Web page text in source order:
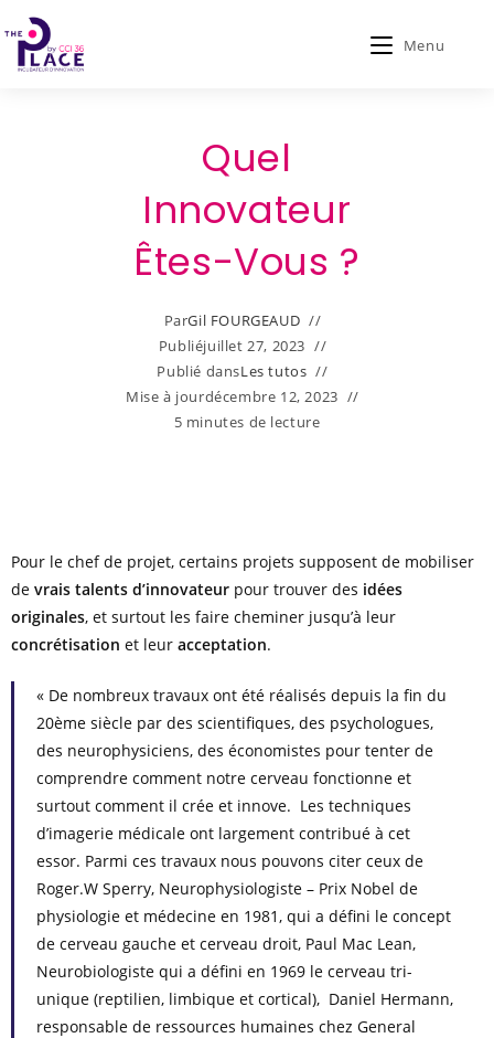
Menu
Quel
Innovateur
Êtes-Vous ?
ParGil FOURGEAUD
Publiéjuillet 27, 2023
Publié dansLes tutos
Mise à jourdécembre 12, 2023
5 minutes de lecture
Pour le chef de projet, certains projets supposent de mobiliser
de vrais talents d’innovateur pour trouver des idées
originales, et surtout les faire cheminer jusqu’à leur
concrétisation et leur acceptation.
« De nombreux travaux ont été réalisés depuis la fin du
20ème siècle par des scientifiques, des psychologues,
des neurophysiciens, des économistes pour tenter de
comprendre comment notre cerveau fonctionne et
surtout comment il crée et innove. Les techniques
d’imagerie médicale ont largement contribué à cet
essor. Parmi ces travaux nous pouvons citer ceux de
Roger.W Sperry, Neurophysiologiste – Prix Nobel de
physiologie et médecine en 1981, qui a défini le concept
de cerveau gauche et cerveau droit, Paul Mac Lean,
Neurobiologiste qui a défini en 1969 le cerveau tri-
unique (reptilien, limbique et cortical), Daniel Hermann,
responsable de ressources humaines chez General